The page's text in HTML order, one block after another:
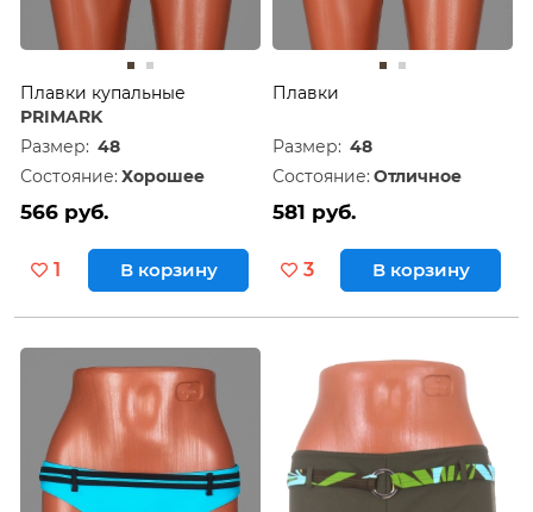
Плавки купальные
PRIMARK
Размер: 48
Состояние: Хорошее
566 руб.
1 В корзину
Плавки
Размер: 48
Состояние: Отличное
581 руб.
3 В корзину